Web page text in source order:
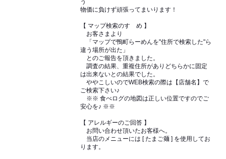
う
物価に負けず頑張ってまいります！
【 マップ検索のすゝめ 】
お客さまより
「マップで鴨町らーめんを"住所で検索した"ら
違う場所が出た」
とのご報告を頂きました。
調査の結果、重複住所がありどちらかに固定
は出来ないとの結果でした。
ややこしいのでWEB検索の際は【店舗名】で
ご検索下さい♪
※※ 食べログの地図は正しい位置ですのでご
安心を♪ ※※
【 アレルギーのご回答 】
お問い合わせ頂いたお客様へ。
当店のメニューには [ たまご麺 ] を使用してお
ります。